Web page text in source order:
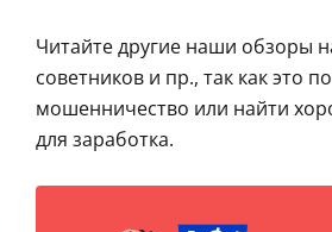
Читайте другие наши обзоры
советников и пр., так как это
мошенничество или найти
для заработка.